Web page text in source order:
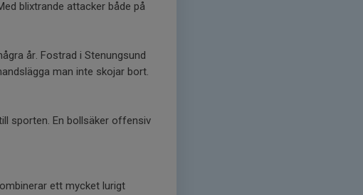
blixtrande attacker både på
år. Fostrad i Stenungsund
man inte skojar bort.
sporten. En bollsäker offensiv
ett mycket lurigt